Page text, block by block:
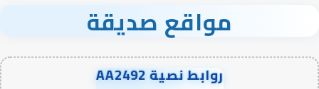
مواقع صديقة
روابط نصية AA2492